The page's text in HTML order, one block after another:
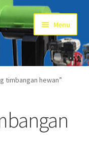
Menu
timbangan hewan”